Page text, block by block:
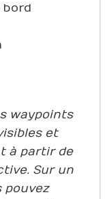
waypoints
et
à partir de
Sur un
pouvez